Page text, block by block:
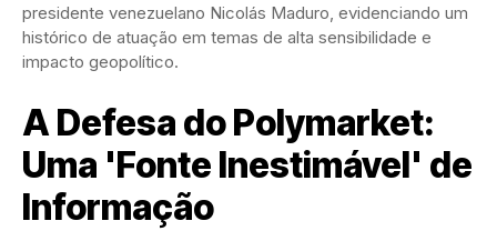
presidente venezuelano Nicolás Maduro, evidenciando um
histórico de atuação em temas de alta sensibilidade e
impacto geopolítico.
A Defesa do Polymarket:
Uma 'Fonte Inestimável' de
Informação